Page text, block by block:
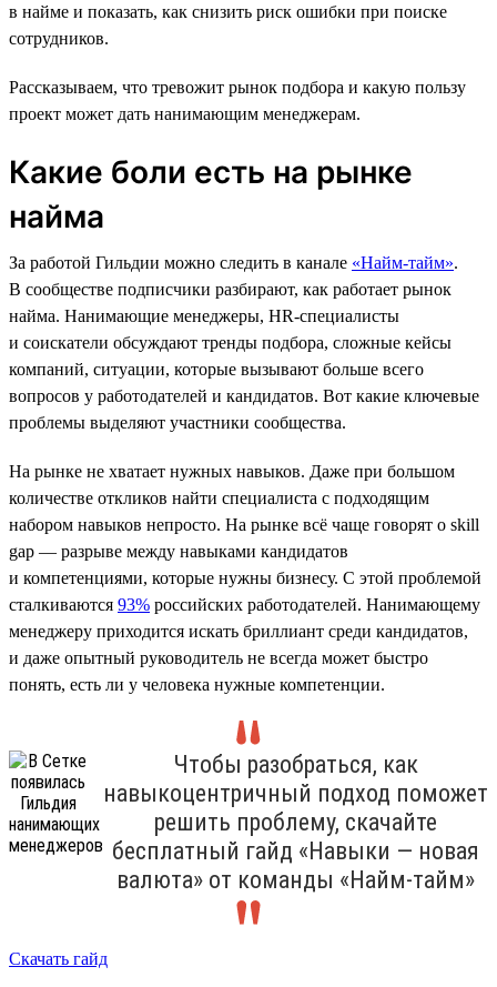
в найме и показать, как снизить риск ошибки при поиске
сотрудников.
Рассказываем, что тревожит рынок подбора и какую пользу
проект может дать нанимающим менеджерам.
Какие боли есть на рынке
найма
За работой Гильдии можно следить в канале «Найм-тайм».
В сообществе подписчики разбирают, как работает рынок
найма. Нанимающие менеджеры, HR-специалисты
и соискатели обсуждают тренды подбора, сложные кейсы
компаний, ситуации, которые вызывают больше всего
вопросов у работодателей и кандидатов. Вот какие ключевые
проблемы выделяют участники сообщества.
На рынке не хватает нужных навыков. Даже при большом
количестве откликов найти специалиста с подходящим
набором навыков непросто. На рынке всё чаще говорят о skill
gap — разрыве между навыками кандидатов
и компетенциями, которые нужны бизнесу. С этой проблемой
сталкиваются 93% российских работодателей. Нанимающему
менеджеру приходится искать бриллиант среди кандидатов,
и даже опытный руководитель не всегда может быстро
понять, есть ли у человека нужные компетенции.
Чтобы разобраться, как
навыкоцентричный подход поможет
решить проблему, скачайте
бесплатный гайд «Навыки — новая
валюта» от команды «Найм-тайм»
Скачать гайд